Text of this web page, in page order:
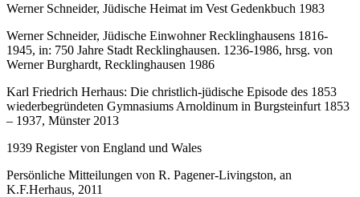
Werner Schneider, Jüdische Heimat im Vest Gedenkbuch 1983
Werner Schneider, Jüdische Einwohner Recklinghausens 1816-
1945, in: 750 Jahre Stadt Recklinghausen. 1236-1986, hrsg. von
Werner Burghardt, Recklinghausen 1986
Karl Friedrich Herhaus: Die christlich-jüdische Episode des 1853
wiederbegründeten Gymnasiums Arnoldinum in Burgsteinfurt 1853
– 1937, Münster 2013
1939 Register von England und Wales
Persönliche Mitteilungen von R. Pagener-Livingston, an
K.F.Herhaus, 2011